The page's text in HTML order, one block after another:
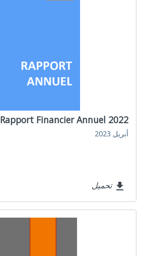
Rapport Financier Annuel 2022
أبريل 2023
file_download تحميل